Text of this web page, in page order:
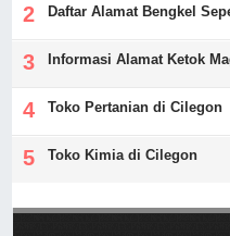
Daftar Alamat Bengkel
Informasi Alamat Ketok
Toko Pertanian di Cilegon
Toko Kimia di Cilegon